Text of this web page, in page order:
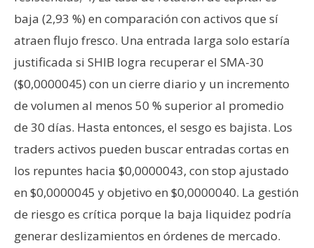
baja (2,93 %) en comparación con activos que sí
atraen flujo fresco. Una entrada larga solo estaría
justificada si SHIB logra recuperar el SMA-30
($0,0000045) con un cierre diario y un incremento
de volumen al menos 50 % superior al promedio
de 30 días. Hasta entonces, el sesgo es bajista. Los
traders activos pueden buscar entradas cortas en
los repuntes hacia $0,0000043, con stop ajustado
en $0,0000045 y objetivo en $0,0000040. La gestión
de riesgo es crítica porque la baja liquidez podría
generar deslizamientos en órdenes de mercado.